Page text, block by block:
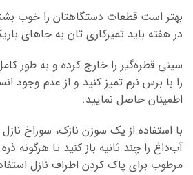
بهتر است قطعات دستگاهتان را خوب
در هفته باید تمیزکاری تان به جاهای
سینی قطره‌گیر را خارج کرده و به طور
را با برس نرم تمیز کنید و از عدم وجود
اطمینان حاصل نمایید.
با استفاده از یک سوزن نازک، سوراخ نازل
آب‌داغ را چند ثانیه باز کنید تا هرگونه
مرطوب برای پاک کردن اطراف نازل